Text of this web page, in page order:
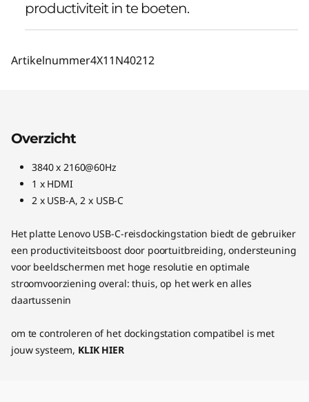
productiviteit in te boeten.
Artikelnummer4X11N40212
Overzicht
3840 x 2160@60Hz
1 x HDMI
2 x USB-A, 2 x USB-C
Het platte Lenovo USB-C-reisdockingstation biedt de gebruiker
een productiviteitsboost door poortuitbreiding, ondersteuning
voor beeldschermen met hoge resolutie en optimale
stroomvoorziening overal: thuis, op het werk en alles
daartussenin
om te controleren of het dockingstation compatibel is met
jouw systeem, KLIK HIER